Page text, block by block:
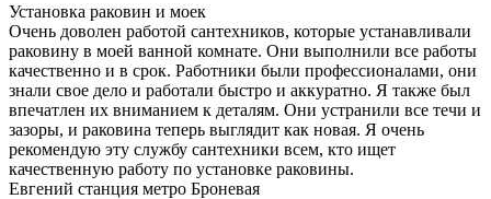
Установка раковин и моек
Очень доволен работой сантехников, которые устанавливали
раковину в моей ванной комнате. Они выполнили все работы
качественно и в срок. Работники были профессионалами, они
знали свое дело и работали быстро и аккуратно. Я также был
впечатлен их вниманием к деталям. Они устранили все течи и
зазоры, и раковина теперь выглядит как новая. Я очень
рекомендую эту службу сантехники всем, кто ищет
качественную работу по установке раковины.
Евгений станция метро Броневая